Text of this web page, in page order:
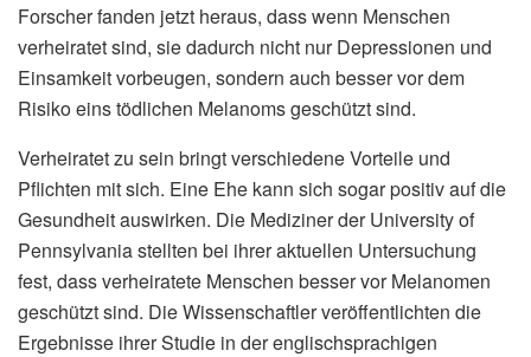
Forscher fanden jetzt heraus, dass wenn Menschen
verheiratet sind, sie dadurch nicht nur Depressionen und
Einsamkeit vorbeugen, sondern auch besser vor dem
Risiko eins tödlichen Melanoms geschützt sind.
Verheiratet zu sein bringt verschiedene Vorteile und
Pflichten mit sich. Eine Ehe kann sich sogar positiv auf die
Gesundheit auswirken. Die Mediziner der University of
Pennsylvania stellten bei ihrer aktuellen Untersuchung
fest, dass verheiratete Menschen besser vor Melanomen
geschützt sind. Die Wissenschaftler veröffentlichten die
Ergebnisse ihrer Studie in der englischsprachigen